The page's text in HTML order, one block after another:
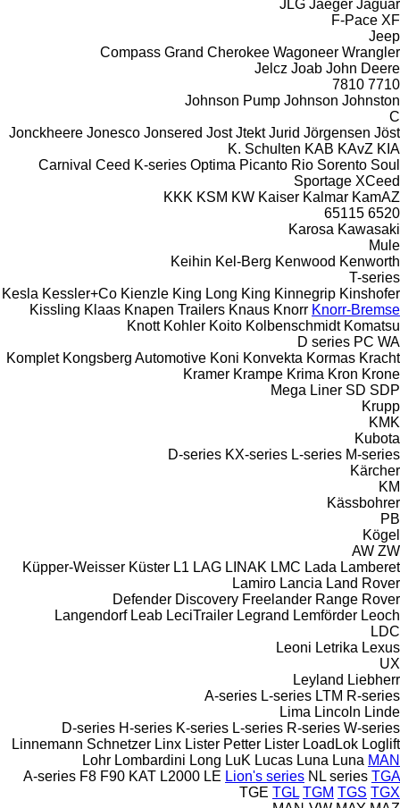
JLG Jaeger Jaguar
F-Pace XF
Jeep
Compass Grand Cherokee Wagoneer Wrangler
Jelcz Joab John Deere
7710
7810
Johnson Pump Johnson Johnston
C
Jonckheere Jonesco Jonsered Jost Jtekt Jurid Jörgensen Jöst
K. Schulten KAB KAvZ KIA
Carnival Ceed K-series Optima Picanto Rio Sorento Soul
Sportage XCeed
KKK KSM KW Kaiser Kalmar KamAZ
6520
65115
Karosa Kawasaki
Mule
Keihin Kel-Berg Kenwood Kenworth
T-series
Kesla Kessler+Co Kienzle King Long King Kinnegrip Kinshofer
Kissling Klaas Knapen Trailers Knaus Knorr Knorr-Bremse
Knott Kohler Koito Kolbenschmidt Komatsu
D series PC WA
Komplet Kongsberg Automotive Koni Konvekta Kormas Kracht
Kramer Krampe Krima Kron Krone
Mega Liner SD SDP
Krupp
KMK
Kubota
D-series KX-series L-series M-series
Kärcher
KM
Kässbohrer
PB
Kögel
AW ZW
Küpper-Weisser Küster L1 LAG LINAK LMC Lada Lamberet
Lamiro Lancia Land Rover
Defender Discovery Freelander Range Rover
Langendorf Leab LeciTrailer Legrand Lemförder Leoch
LDC
Leoni Letrika Lexus
UX
Leyland Liebherr
A-series L-series LTM R-series
Lima Lincoln Linde
D-series H-series K-series L-series R-series W-series
Linnemann Schnetzer Linx Lister Petter Lister LoadLok Loglift
Lohr Lombardini Long LuK Lucas Luna Luna MAN
A-series F8 F90 KAT L2000 LE Lion's series NL series TGA
TGE TGL TGM TGS TGX